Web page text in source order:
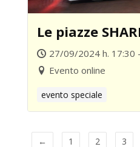
Le piazze
27/09/2024 h. 17:30
Evento online
evento speciale
← 1 2 3